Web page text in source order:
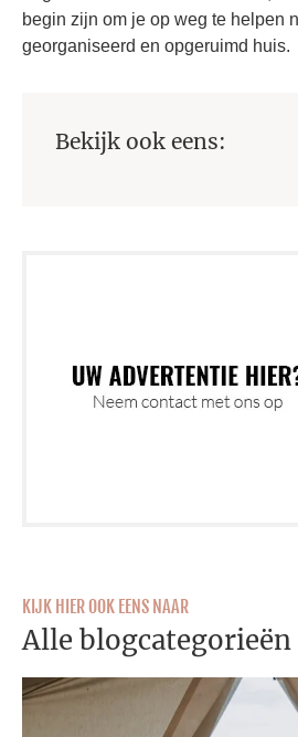
begin zijn om je op weg te helpen
georganiseerd en opgeruimd huis.
Bekijk ook eens:
KIJK HIER OOK EENS NAAR
Alle blogcategorieën